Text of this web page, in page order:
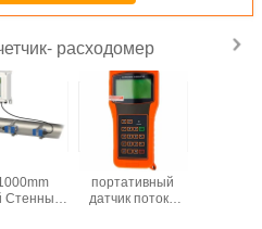
расходомер
Стенный
Китай
портативный
датчик потока